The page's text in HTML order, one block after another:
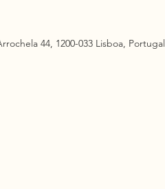
44, 1200-033 Lisboa, Portugal